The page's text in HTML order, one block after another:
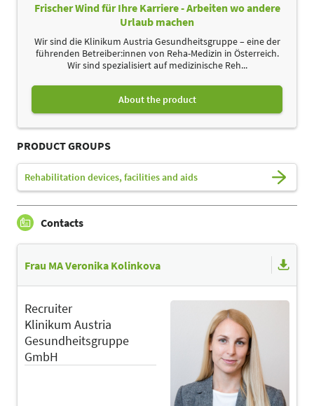
Frischer Wind für Ihre Karriere - Arbeiten wo andere
Urlaub machen
Wir sind die Klinikum Austria Gesundheitsgruppe – eine der
führenden Betreiber:innen von Reha-Medizin in Österreich.
Wir sind spezialisiert auf medizinische Reh...
About the product
PRODUCT GROUPS
Rehabilitation devices, facilities and aids
Contacts
Frau MA Veronika Kolinkova
Recruiter
Klinikum Austria
Gesundheitsgruppe
GmbH